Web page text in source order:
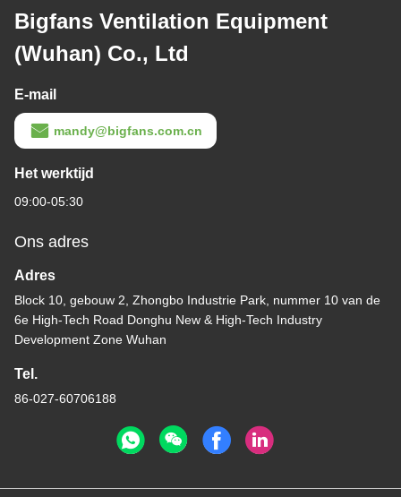
Bigfans Ventilation Equipment
(Wuhan) Co., Ltd
E-mail
mandy@bigfans.com.cn
Het werktijd
09:00-05:30
Ons adres
Adres
Block 10, gebouw 2, Zhongbo Industrie Park, nummer 10 van de
6e High-Tech Road Donghu New & High-Tech Industry
Development Zone Wuhan
Tel.
86-027-60706188